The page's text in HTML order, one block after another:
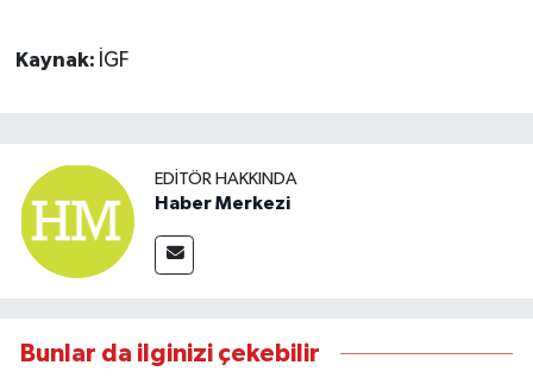
Kaynak: İGF
EDITÖR HAKKINDA
Haber Merkezi
Bunlar da ilginizi çekebilir